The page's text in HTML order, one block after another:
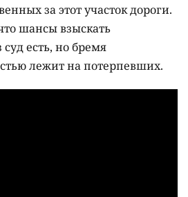
за этот участок дороги.
шансы взыскать
есть, но бремя
лежит на потерпевших.